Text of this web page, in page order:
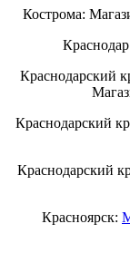
Кострома:
Краснодарский
Краснодарский
Краснодарский
Красноярск: